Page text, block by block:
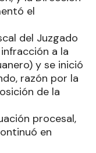
el
del Juzgado
a la
y se inició
razón por la
de la
procesal,
en